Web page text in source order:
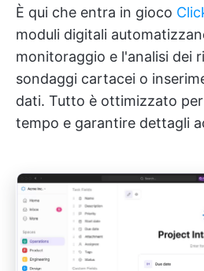
È qui che entra in gioco
moduli digitali
monitoraggio e l'analisi dei
sondaggi cartacei o
dati. Tutto è ottimizzato
tempo e garantire dettagli